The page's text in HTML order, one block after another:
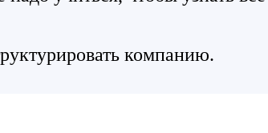
компанию.